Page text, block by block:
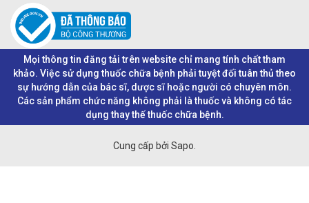
Mọi thông tin đăng tải trên website chỉ mang tính chất tham
khảo. Việc sử dụng thuốc chữa bệnh phải tuyệt đối tuân thủ theo
sự hướng dẫn của bác sĩ, dược sĩ hoặc người có chuyên môn.
Các sản phẩm chức năng không phải là thuốc và không có tác
dụng thay thế thuốc chữa bệnh.
Cung cấp bởi Sapo.